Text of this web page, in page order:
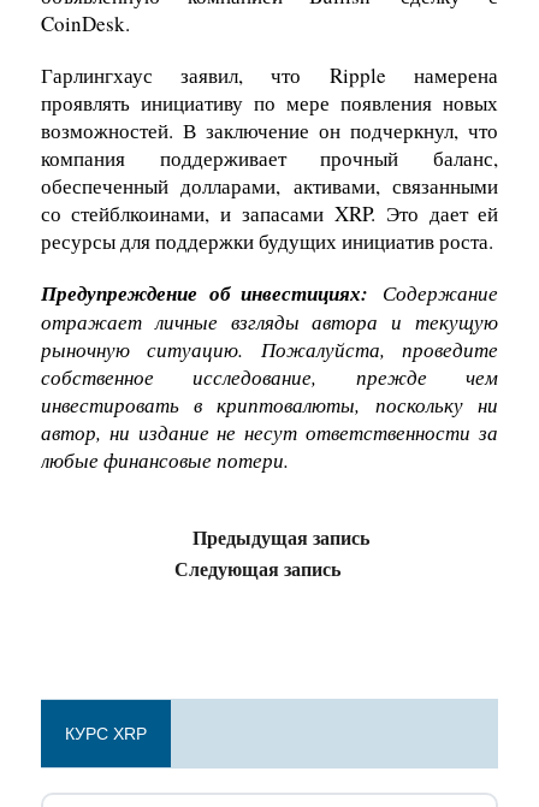
CoinDesk.
Гарлингхаус заявил, что Ripple намерена
проявлять инициативу по мере появления новых
возможностей. В заключение он подчеркнул, что
компания поддерживает прочный баланс,
обеспеченный долларами, активами, связанными
со стейблкоинами, и запасами XRP. Это дает ей
ресурсы для поддержки будущих инициатив роста.
Предупреждение об инвестициях:
Содержание
отражает личные взгляды автора и текущую
рыночную ситуацию. Пожалуйста, проведите
собственное исследование, прежде чем
инвестировать в криптовалюты, поскольку ни
автор, ни издание не несут ответственности за
любые финансовые потери.
Предыдущая запись
Следующая запись
КУРС XRP